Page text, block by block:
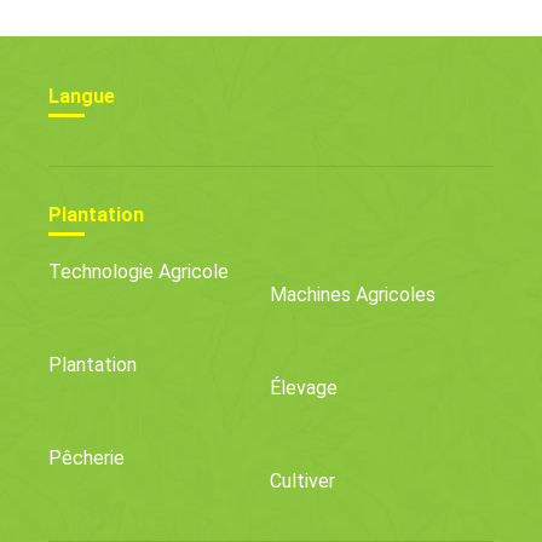
Langue
Plantation
Technologie Agricole
Machines Agricoles
Plantation
Élevage
Pêcherie
Cultiver